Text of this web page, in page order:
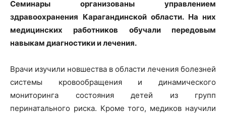
Семинары организованы управлением
здравоохранения Карагандинской области. На них
медицинских работников обучали передовым
навыкам диагностики и лечения.
Врачи изучили новшества в области лечения болезней
системы кровообращения и динамического
мониторинга состояния детей из групп
перинатального риска. Кроме того, медиков научили